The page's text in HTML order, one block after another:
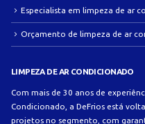
Especialista em limpeza de ar
Orçamento de limpeza de ar
LIMPEZA DE AR CONDICIONADO
Com mais de 30 anos de
Condicionado, a DeFrios está
projetos no segmento, com